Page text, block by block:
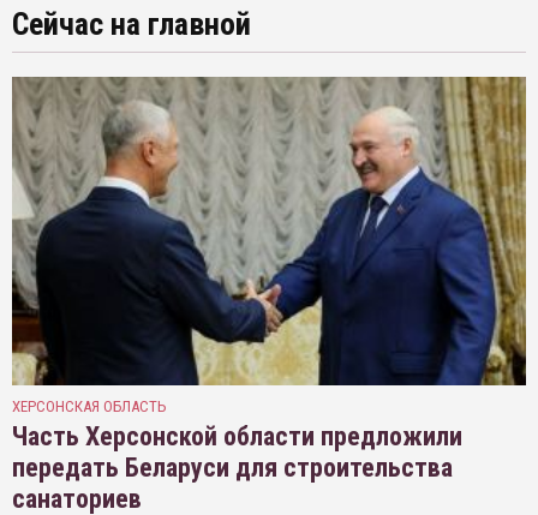
Сейчас на главной
ХЕРСОНСКАЯ ОБЛАСТЬ
Часть Херсонской области предложили
передать Беларуси для строительства
санаториев